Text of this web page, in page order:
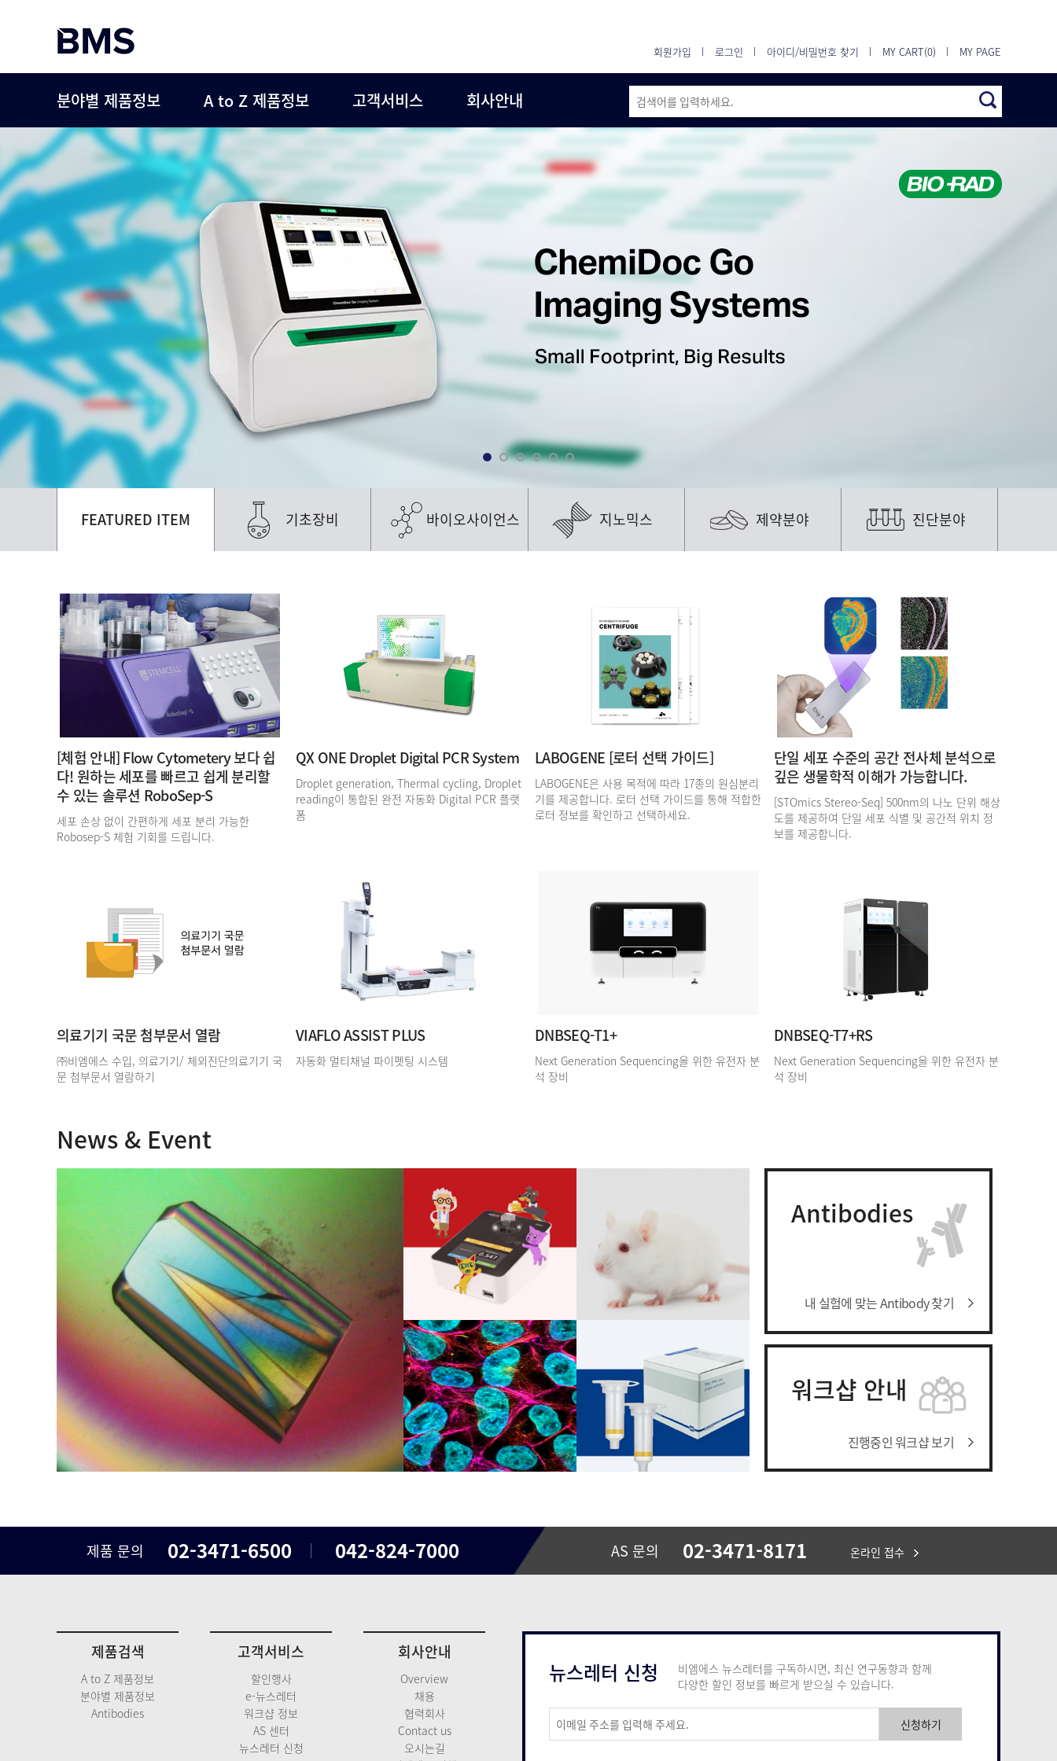
회원가입 로그인 아이디/비밀번호 찾기 MY CART(0) MY PAGE
분야별 제품정보 A to Z 제품정보 고객서비스 회사안내
FEATURED ITEM 기초장비 바이오사이언스 지노믹스 제약분야 진단분야
[체험 안내] Flow Cytometery 보다 쉽
다! 원하는 세포를 빠르고 쉽게 분리할
수 있는 솔루션 RoboSep-S
세포 손상 없이 간편하게 세포 분리 가능한
Robosep-S 체험 기회를 드립니다.
QX ONE Droplet Digital PCR System
Droplet generation, Thermal cycling, Droplet
reading이 통합된 완전 자동화 Digital PCR 플랫
폼
LABOGENE [로터 선택 가이드]
LABOGENE은 사용 목적에 따라 17종의 원심분리
기를 제공합니다. 로터 선택 가이드를 통해 적합한
로터 정보를 확인하고 선택하세요.
단일 세포 수준의 공간 전사체 분석으로
깊은 생물학적 이해가 가능합니다.
[STOmics Stereo-Seq] 500nm의 나노 단위 해상
도를 제공하여 단일 세포 식별 및 공간적 위치 정
보를 제공합니다.
의료기기 국문 첨부문서 열람
㈜비엠에스 수입, 의료기기/ 체외진단의료기기 국
문 첨부문서 열람하기
VIAFLO ASSIST PLUS
자동화 멀티채널 파이펫팅 시스템
DNBSEQ-T1+
Next Generation Sequencing을 위한 유전자 분
석 장비
DNBSEQ-T7+RS
Next Generation Sequencing을 위한 유전자 분
석 장비
News & Event
Antibodies
내 실험에 맞는 Antibody 찾기
워크샵 안내
진행중인 워크샵 보기
제품 문의 02-3471-6500 042-824-7000 AS 문의 02-3471-8171 온라인 접수
제품검색
A to Z 제품정보
분야별 제품정보
Antibodies
고객서비스
할인행사
e-뉴스레터
워크샵 정보
AS 센터
뉴스레터 신청
회사안내
Overview
채용
협력회사
Contact us
오시는길
뉴스레터 신청
비엠에스 뉴스레터를 구독하시면, 최신 연구동향과 함께
다양한 할인 정보를 빠르게 받으실 수 있습니다.
신청하기